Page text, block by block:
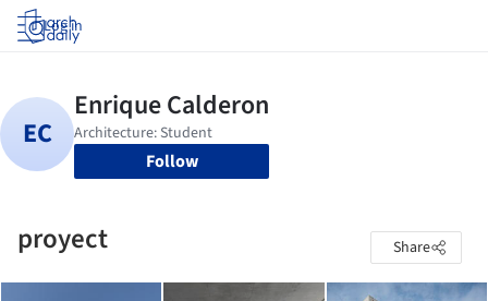
Log in
Follow
proyect Share